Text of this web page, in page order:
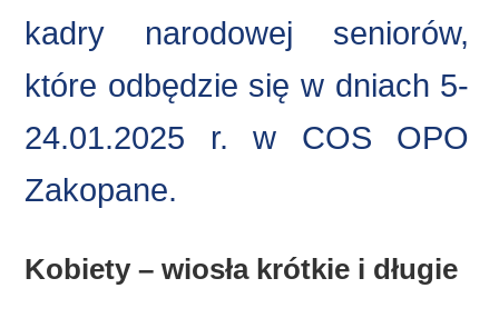
kadry narodowej seniorów,
które odbędzie się w dniach 5-
24.01.2025 r. w COS OPO
Zakopane.
Kobiety – wiosła krótkie i długie